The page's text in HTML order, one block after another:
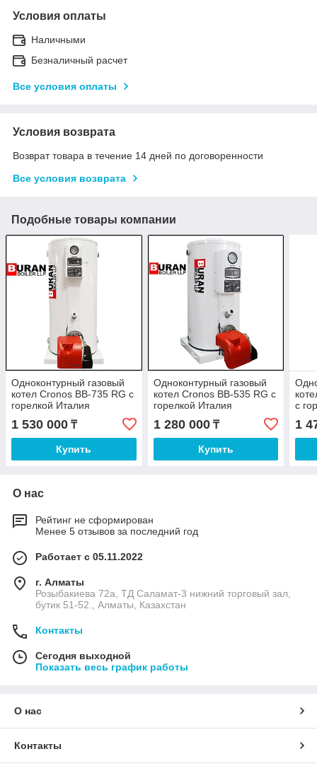
Условия оплаты
Наличными
Безналичный расчет
Все условия оплаты
Условия возврата
Возврат товара в течение 14 дней по договоренности
Все условия возврата
Подобные товары компании
Одноконтурный газовый
котел Cronos BB-735 RG с
горелкой Италия
1 530 000 ₸
Купить
Одноконтурный газовый
котел Cronos BB-535 RG с
горелкой Италия
1 280 000₸
Купить
с
1
О нас
Рейтинг не сформирован
Менее 5 отзывов за последний год
Работает с 05.11.2022
г. Алматы
Розыбакиева 72а, ТД Саламат-3 нижний торговый зал,
бутик 51-52., Алматы, Казахстан
Контакты
Сегодня выходной
Показать весь график работы
О нас
Контакты